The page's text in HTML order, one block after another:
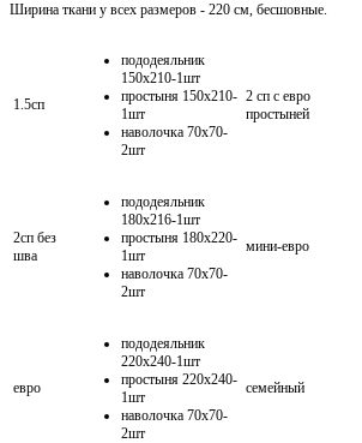
Ширина ткани у всех размеров - 220 см, бесшовные.
1.5сп
пододеяльник
150х210-1шт
простыня 150х210-
1шт
наволочка 70х70-
2шт
2 сп с евро
простыней
2сп без
шва
пододеяльник
180х216-1шт
простыня 180х220-
1шт
наволочка 70х70-
2шт
мини-евро
евро
пододеяльник
220х240-1шт
простыня 220х240-
1шт
наволочка 70х70-
2шт
семейный